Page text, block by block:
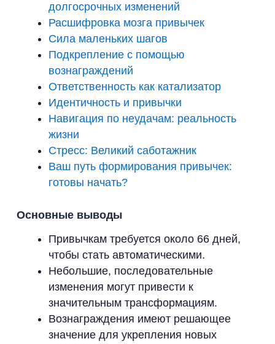
долгосрочных изменений
Расшифровка мозга привычек
Сила маленьких шагов
Подкрепление с помощью
вознаграждений
Ответственность как катализатор
Идентичность и привычки
Навигация по неудачам: реальность
жизни
Стресс: Великий саботажник
Ваш путь формирования привычек:
готовы начать?
Основные выводы
Привычкам требуется около 66 дней,
чтобы стать автоматическими.
Небольшие, последовательные
изменения могут привести к
значительным трансформациям.
Вознаграждения имеют решающее
значение для укрепления новых